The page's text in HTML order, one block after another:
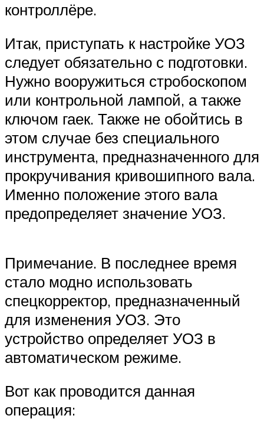
контроллёре.
Итак, приступать к настройке УОЗ
следует обязательно с подготовки.
Нужно вооружиться стробоскопом
или контрольной лампой, а также
ключом гаек. Также не обойтись в
этом случае без специального
инструмента, предназначенного для
прокручивания кривошипного вала.
Именно положение этого вала
предопределяет значение УОЗ.
Примечание. В последнее время
стало модно использовать
спецкорректор, предназначенный
для изменения УОЗ. Это
устройство определяет УОЗ в
автоматическом режиме.
Вот как проводится данная
операция: